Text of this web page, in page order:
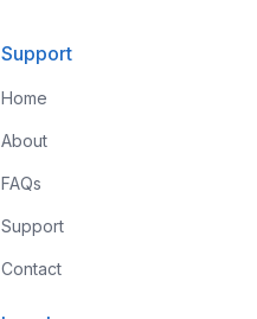
Support
Home
About
FAQs
Support
Contact